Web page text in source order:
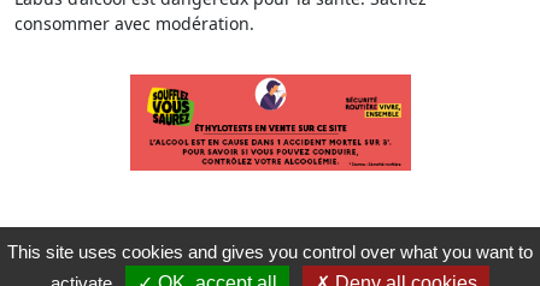
consommer avec modération.
This site uses cookies and gives you control over what you want to